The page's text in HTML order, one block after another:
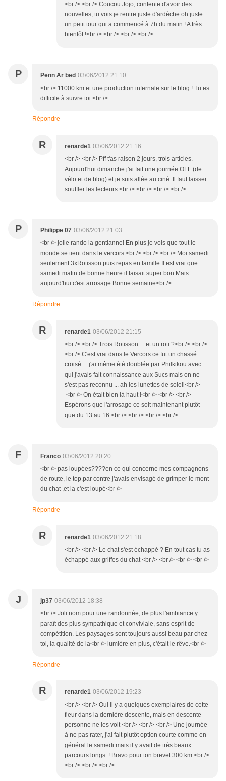
<br /> <br /> Coucou Jojo, contente d'avoir des
nouvelles, tu vois je rentre juste d'ardèche oh juste
un petit tour qui a commencé à 7h du matin ! A très
bientôt !<br /> <br /> <br /> <br />
P Penn Ar bed 03/06/2012 21:10
<br /> 11000 km et une production infernale sur le blog ! Tu es
difficile à suivre toi <br />
Répondre
R renarde1 03/06/2012 21:16
<br /> <br /> Pff t'as raison 2 jours, trois articles.
Aujourd'hui dimanche j'ai fait une journée OFF (de
vélo et de blog) et je suis allée au ciné. Il faut laisser
souffler les lecteurs <br /> <br /> <br /> <br />
P Philippe 07 03/06/2012 21:03
<br /> jolie rando la gentianne! En plus je vois que tout le
monde se tient dans le vercors.<br /> <br /> <br /> Moi samedi
seulement 3xRotisson puis repas en famille Il est vrai que
samedi matin de bonne heure il faisait super bon Mais
aujourd'hui c'est arrosage Bonne semaine<br />
Répondre
R renarde1 03/06/2012 21:15
<br /> <br /> Trois Rotisson ... et un roti ?<br /> <br />
<br /> C'est vrai dans le Vercors ce fut un chassé
croisé ... j'ai même été doublée par Philkikou avec
qui j'avais fait connaissance aux Sucs mais on ne
s'est pas reconnu ... ah les lunettes de soleil<br />
<br /> On était bien là haut !<br /> <br /> <br />
Espérons que l'arrosage ce soit maintenant plutôt
que du 13 au 16 <br /> <br /> <br /> <br />
F Franco 03/06/2012 20:20
<br /> pas loupées????en ce qui concerne mes compagnons
de route, le top.par contre j'avais envisagé de grimper le mont
du chat ,et la c'est loupé<br />
Répondre
R renarde1 03/06/2012 21:18
<br /> <br /> Le chat s'est échappé ? En tout cas tu as
échappé aux griffes du chat <br /> <br /> <br /> <br />
J jp37 03/06/2012 18:38
<br /> Joli nom pour une randonnée, de plus l'ambiance y
paraît des plus sympathique et conviviale, sans esprit de
compétition. Les paysages sont toujours aussi beau par chez
toi, la qualité de la<br /> lumière en plus, c'était le rêve.<br />
Répondre
R renarde1 03/06/2012 19:23
<br /> <br /> Oui il y a quelques exemplaires de cette
fleur dans la dernière descente, mais en descente
personne ne les voit <br /> <br /> <br /> Une journée
à ne pas rater, j'ai fait plutôt option courte comme en
général le samedi mais il y avait de très beaux
parcours longs ! Bravo pour ton brevet 300 km <br />
<br /> <br /> <br />